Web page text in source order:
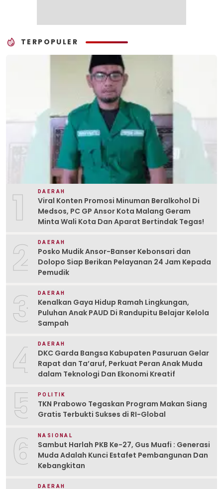
TERPOPULER
1 DAERAH
Viral Konten Promosi Minuman Beralkohol Di
Medsos, PC GP Ansor Kota Malang Geram
Minta Wali Kota Dan Aparat Bertindak Tegas!
2 DAERAH
Posko Mudik Ansor-Banser Kebonsari dan
Dolopo Siap Berikan Pelayanan 24 Jam Kepada
Pemudik
3 DAERAH
Kenalkan Gaya Hidup Ramah Lingkungan,
Puluhan Anak PAUD Di Randupitu Belajar Kelola
Sampah
4 DAERAH
DKC Garda Bangsa Kabupaten Pasuruan Gelar
Rapat dan Ta’aruf, Perkuat Peran Anak Muda
dalam Teknologi Dan Ekonomi Kreatif
5 POLITIK
TKN Prabowo Tegaskan Program Makan Siang
Gratis Terbukti Sukses di RI-Global
6 NASIONAL
Sambut Harlah PKB Ke-27, Gus Muafi : Generasi
Muda Adalah Kunci Estafet Pembangunan Dan
Kebangkitan
DAERAH